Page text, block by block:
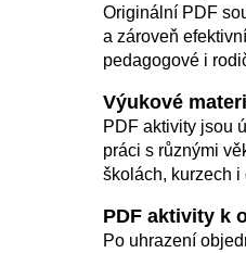
Originální PDF
a zároveň
pedagogové i
Výukové
PDF aktivity jsou
práci s různými
školách, kurzech i
PDF aktivity k
Po uhrazení